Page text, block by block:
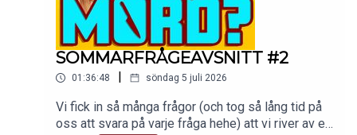
SOMMARFRÅGEAVSNITT #2
01:36:48 | söndag 5 juli 2026
Vi fick in så många frågor (och tog så lång tid på
oss att svara på varje fråga hehe) att vi river av ett